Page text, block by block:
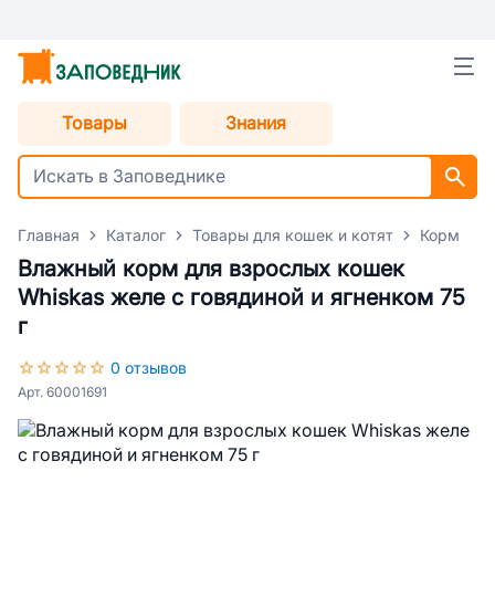
Товары Знания
Главная Каталог Товары для кошек и котят Корм
Влажный корм для взрослых кошек
Whiskas желе с говядиной и ягненком 75
г
0 отзывов
Арт. 60001691